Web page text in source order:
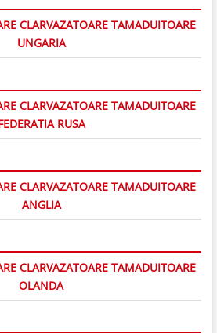
CLARVAZATOARE TAMADUITOARE
UNGARIA
CLARVAZATOARE TAMADUITOARE
RUSA
CLARVAZATOARE TAMADUITOARE
ANGLIA
CLARVAZATOARE TAMADUITOARE
OLANDA